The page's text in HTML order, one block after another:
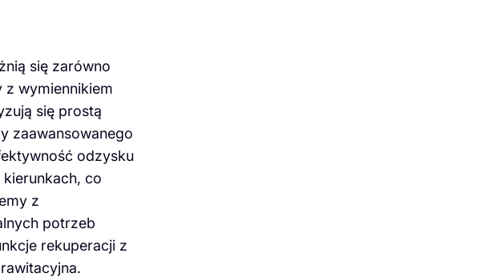
się zarówno
z wymiennikiem
się prostą
zaawansowanego
odzysku
co
z
potrzeb
rekuperacji z